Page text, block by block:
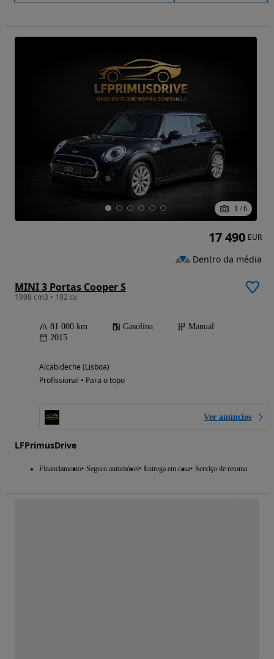
1 / 6
MINI 3 Portas Cooper S
1998 cm3 • 192 cv
81 000 km Gasolina
Manual
2015
Alcabideche (Lisboa)
Profissional • Para o topo
Ver anúncios
LFPrimusDrive
Financiamento Seguro automóvel Entrega em casa Serviço de retoma
17 490 EUR
Dentro da média